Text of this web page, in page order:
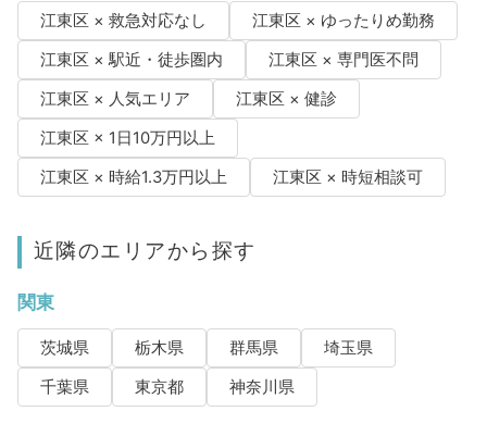
江東区 × 救急対応なし
江東区 × ゆったりめ勤務
江東区 × 駅近・徒歩圏内
江東区 × 専門医不問
江東区 × 人気エリア
江東区 × 健診
江東区 × 1日10万円以上
江東区 × 時給1.3万円以上
江東区 × 時短相談可
近隣のエリアから探す
関東
茨城県 栃木県 群馬県
埼玉県
千葉県
東京都 神奈川県